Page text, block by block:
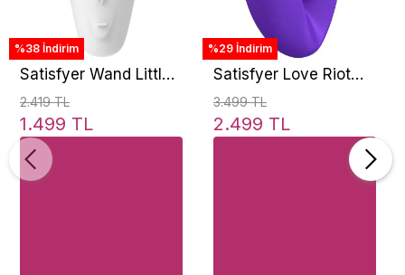
%38 İndirim
Satisfyer Wand Little
Lay-On Vibrator
2.419 TL
1.499 TL
%29 İndirim
Satisfyer Love Riot
Finger Vibrator
3.499 TL
2.499 TL